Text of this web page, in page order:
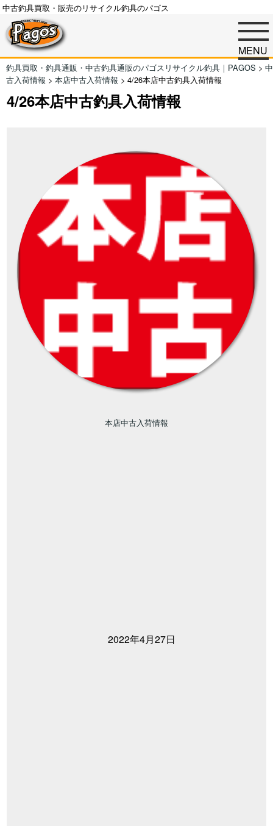
中古釣具買取・販売のリサイクル釣具のパゴス
MENU
釣具買取・釣具通販・中古釣具通販のパゴスリサイクル釣具｜PAGOS > 中
古入荷情報 > 本店中古入荷情報 > 4/26本店中古釣具入荷情報
4/26本店中古釣具入荷情報
本店中古入荷情報
2022年4月27日